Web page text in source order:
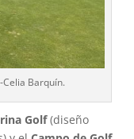
Barquín.
Golf(diseño